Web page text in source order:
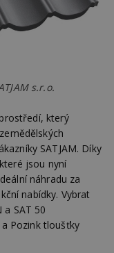
s.r.o.
který
SATJAM. Díky
jsou nyní
náhradu za
nabídky. Vybrat
a SAT 50
Pozink tloušťky